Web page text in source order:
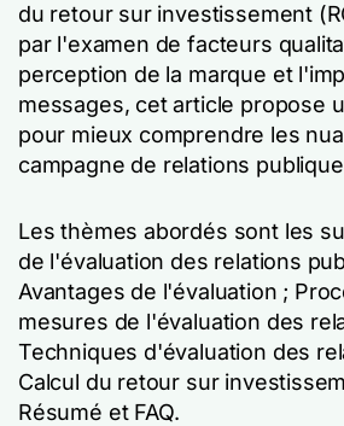
du retour sur investissement
par l'examen de facteurs
perception de la marque et
messages, cet article propose
pour mieux comprendre les
campagne de relations
Les thèmes abordés sont les
de l'évaluation des relations
Avantages de l'évaluation ;
mesures de l'évaluation des
Techniques d'évaluation des
Calcul du retour sur
Résumé et FAQ.